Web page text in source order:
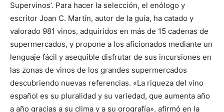
Supervinos’. Para hacer la selección, el enólogo y
escritor Joan C. Martín, autor de la guía, ha catado y
valorado 981 vinos, adquiridos en más de 15 cadenas de
supermercados, y propone a los aficionados mediante un
lenguaje fácil y asequible disfrutar de sus incursiones en
las zonas de vinos de los grandes supermercados
descubriendo nuevas referencias. «La riqueza del vino
español es su pluralidad y su variedad, que aumenta año
a año gracias a su clima y a su orografía», afirmó en la